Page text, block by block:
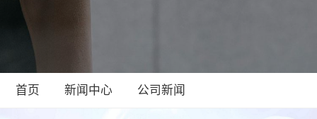
首页 新闻中心 公司新闻